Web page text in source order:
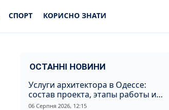
СПОРТ КОРИСНО ЗНАТИ
ОСТАННІ НОВИНИ
Услуги архитектора в Одессе:
состав проекта, этапы работы и
стоимость
06 Серпня 2026, 12:15